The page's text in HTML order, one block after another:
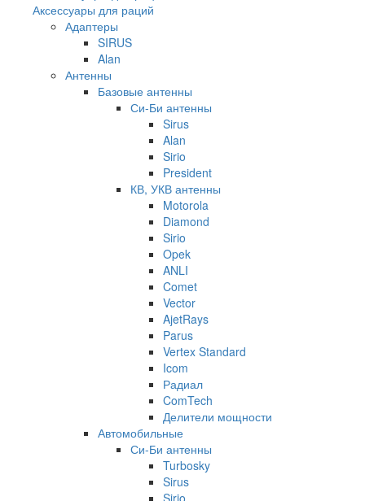
Аксессуары для раций
Адаптеры
SIRUS
Alan
Антенны
Базовые антенны
Си-Би антенны
Sirus
Alan
Sirio
President
КВ, УКВ антенны
Motorola
Diamond
Sirio
Opek
ANLI
Comet
Vector
AjetRays
Parus
Vertex Standard
Icom
Радиал
ComTech
Делители мощности
Автомобильные
Си-Би антенны
Turbosky
Sirus
Sirio